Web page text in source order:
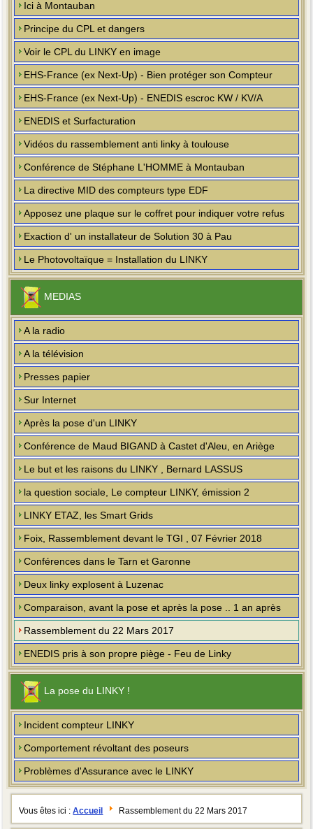
Ici à Montauban
Principe du CPL et dangers
Voir le CPL du LINKY en image
EHS-France (ex Next-Up) - Bien protéger son Compteur
EHS-France (ex Next-Up) - ENEDIS escroc KW / KV/A
ENEDIS et Surfacturation
Vidéos du rassemblement anti linky à toulouse
Conférence de Stéphane L'HOMME à Montauban
La directive MID des compteurs type EDF
Apposez une plaque sur le coffret pour indiquer votre refus
Exaction d' un installateur de Solution 30 à Pau
Le Photovoltaïque = Installation du LINKY
MEDIAS
A la radio
A la télévision
Presses papier
Sur Internet
Après la pose d'un LINKY
Conférence de Maud BIGAND à Castet d'Aleu, en Ariège
Le but et les raisons du LINKY , Bernard LASSUS
la question sociale, Le compteur LINKY, émission 2
LINKY ETAZ, les Smart Grids
Foix, Rassemblement devant le TGI , 07 Février 2018
Conférences dans le Tarn et Garonne
Deux linky explosent à Luzenac
Comparaison, avant la pose et après la pose .. 1 an après
Rassemblement du 22 Mars 2017
ENEDIS pris à son propre piège - Feu de Linky
La pose du LINKY !
Incident compteur LINKY
Comportement révoltant des poseurs
Problèmes d'Assurance avec le LINKY
Vous êtes ici :Accueil Rassemblement du 22 Mars 2017